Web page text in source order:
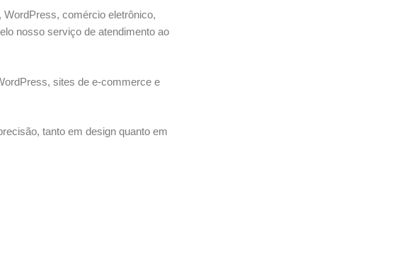
comércio eletrônico,
nosso serviço de atendimento ao
sites de e-commerce e
tanto em design quanto em